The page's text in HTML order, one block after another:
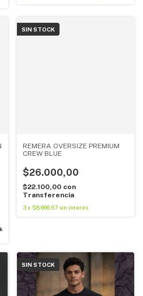
SIN STOCK
REMERA OVERSIZE PREMIUM
CREW BLUE
$26.000,00
$22.100,00 con
Transferencia
3 x $8.666,67 sin interés
SIN STOCK